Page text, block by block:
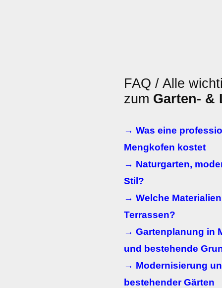
FAQ / Alle
zum Garten- &
→ Was eine
Mengkofen kostet
→ Naturgarten,
Stil?
→ Welche
Terrassen?
→ Gartenplanung in
und bestehende
→ Modernisierung
bestehender Gärten